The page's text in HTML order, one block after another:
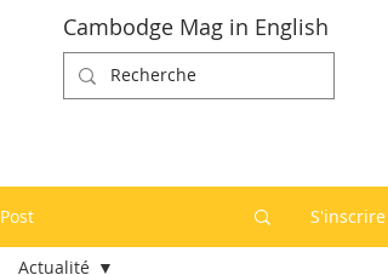
Cambodge Mag in English
Post S'inscrire
Actualité